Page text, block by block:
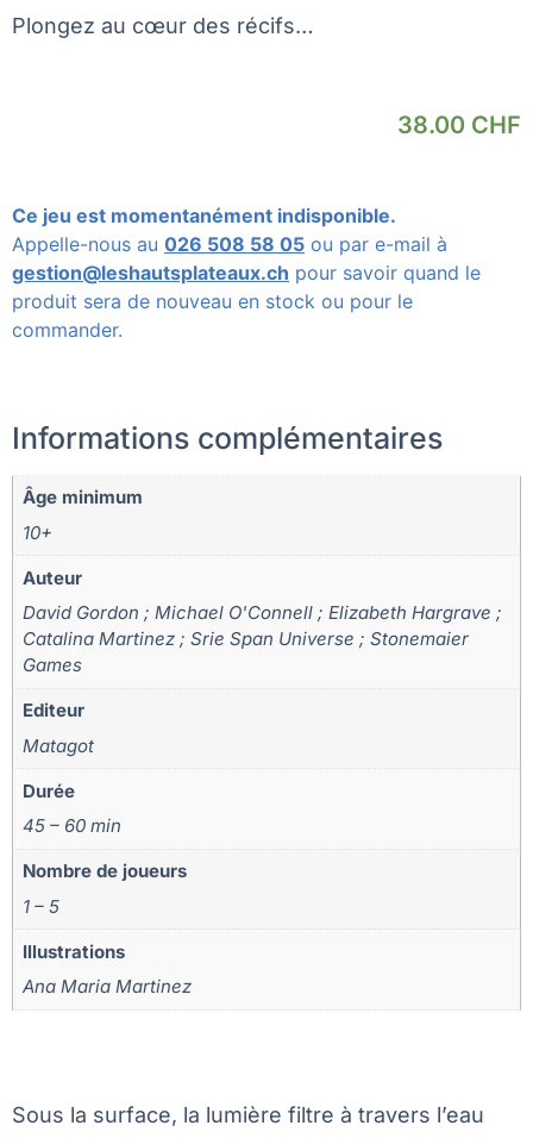
Plongez au cœur des récifs…
38.00 CHF
Ce jeu est momentanément indisponible.
Appelle-nous au 026 508 58 05 ou par e-mail à
gestion@leshautsplateaux.ch pour savoir quand le
produit sera de nouveau en stock ou pour le
commander.
Informations complémentaires
Âge minimum
10+
Auteur
David Gordon ; Michael O'Connell ; Elizabeth Hargrave ;
Catalina Martinez ; Srie Span Universe ; Stonemaier
Games
Editeur
Matagot
Durée
45 – 60 min
Nombre de joueurs
1 – 5
Illustrations
Ana Maria Martinez
Sous la surface, la lumière filtre à travers l’eau